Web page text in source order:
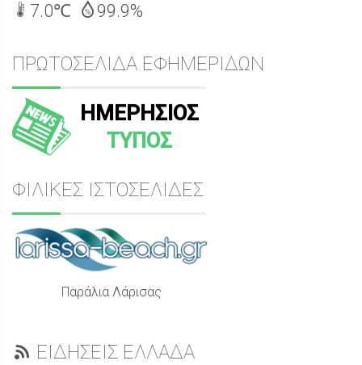
7.0℃ 99.9%
ΠΡΩΤΟΣΕΛΙΔΑ ΕΦΗΜΕΡΙΔΩΝ
ΗΜΕΡΗΣΙΟΣ
ΤΥΠΟΣ
ΦΙΛΙΚΕΣ ΙΣΤΟΣΕΛΙΔΕΣ
Παράλια Λάρισας
ΕΙΔΗΣΕΙΣ ΕΛΛΑΔΑ